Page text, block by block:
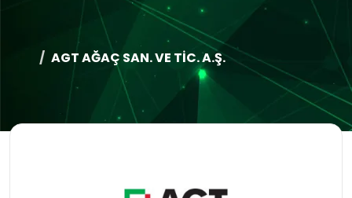
AGT AĞAÇ SAN. VE TİC. A.Ş.